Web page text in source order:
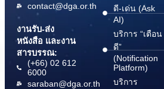
contact@dga.or.th
งานรับ-ส่ง
หนังสือ และงาน
สารบรรณ:
(+66) 02 612
6000
saraban@dga.or.th
ดี-เด่น (Ask
AI)
บริการ “เตือน
ดี”
(Notification
Platform)
บริการ